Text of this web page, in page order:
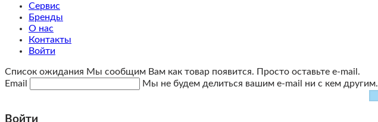
Сервис
Бренды
О нас
Контакты
Войти
Список ожидания Мы сообщим Вам как товар появится. Просто оставьте e-mail.
Email
Мы не будем делиться вашим e-mail ни с кем другим.
Войти